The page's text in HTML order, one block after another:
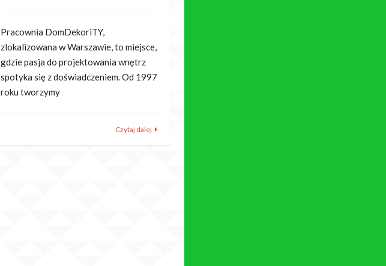
Pracownia DomDekoriTY,
zlokalizowana w Warszawie, to miejsce,
gdzie pasja do projektowania wnętrz
spotyka się z doświadczeniem. Od 1997
roku tworzymy
Czytaj dalej